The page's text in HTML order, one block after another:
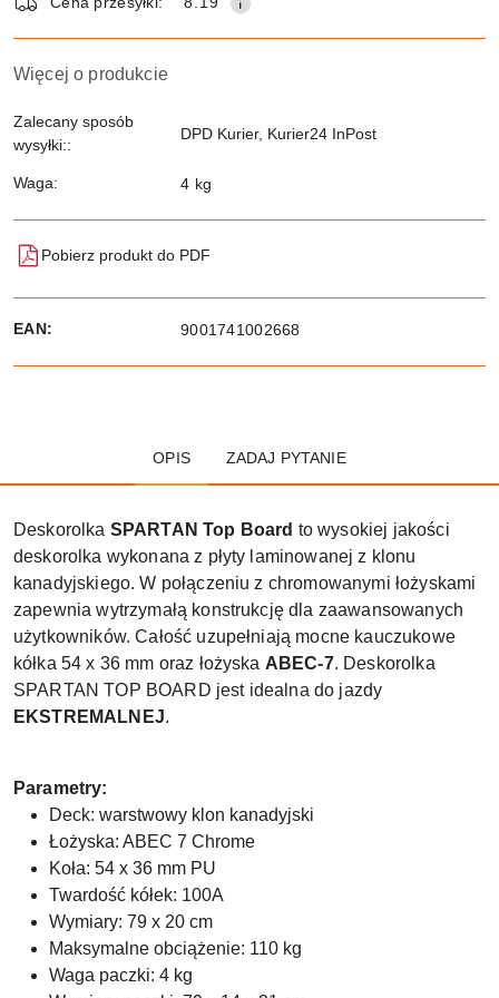
Więcej o produkcie
Zalecany sposób
wysyłki::
DPD Kurier, Kurier24 InPost
Waga: 4 kg
Pobierz produkt do PDF
EAN: 9001741002668
OPIS ZADAJ PYTANIE
Deskorolka SPARTAN Top Board to wysokiej jakości
deskorolka wykonana z płyty laminowanej z klonu
kanadyjskiego. W połączeniu z chromowanymi łożyskami
zapewnia wytrzymałą konstrukcję dla zaawansowanych
użytkowników. Całość uzupełniają mocne kauczukowe
kółka 54 x 36 mm oraz łożyska ABEC-7. Deskorolka
SPARTAN TOP BOARD jest idealna do jazdy
EKSTREMALNEJ.
Parametry:
Deck: warstwowy klon kanadyjski
Łożyska: ABEC 7 Chrome
Koła: 54 x 36 mm PU
Twardość kółek: 100A
Wymiary: 79 x 20 cm
Maksymalne obciążenie: 110 kg
Waga paczki: 4 kg